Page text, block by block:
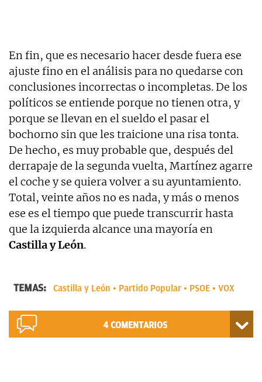
En fin, que es necesario hacer desde fuera ese
ajuste fino en el análisis para no quedarse con
conclusiones incorrectas o incompletas. De los
políticos se entiende porque no tienen otra, y
porque se llevan en el sueldo el pasar el
bochorno sin que les traicione una risa tonta.
De hecho, es muy probable que, después del
derrapaje de la segunda vuelta, Martínez agarre
el coche y se quiera volver a su ayuntamiento.
Total, veinte años no es nada, y más o menos
ese es el tiempo que puede transcurrir hasta
que la izquierda alcance una mayoría en
Castilla y León.
TEMAS: Castilla y León Partido Popular PSOE VOX
4COMENTARIOS